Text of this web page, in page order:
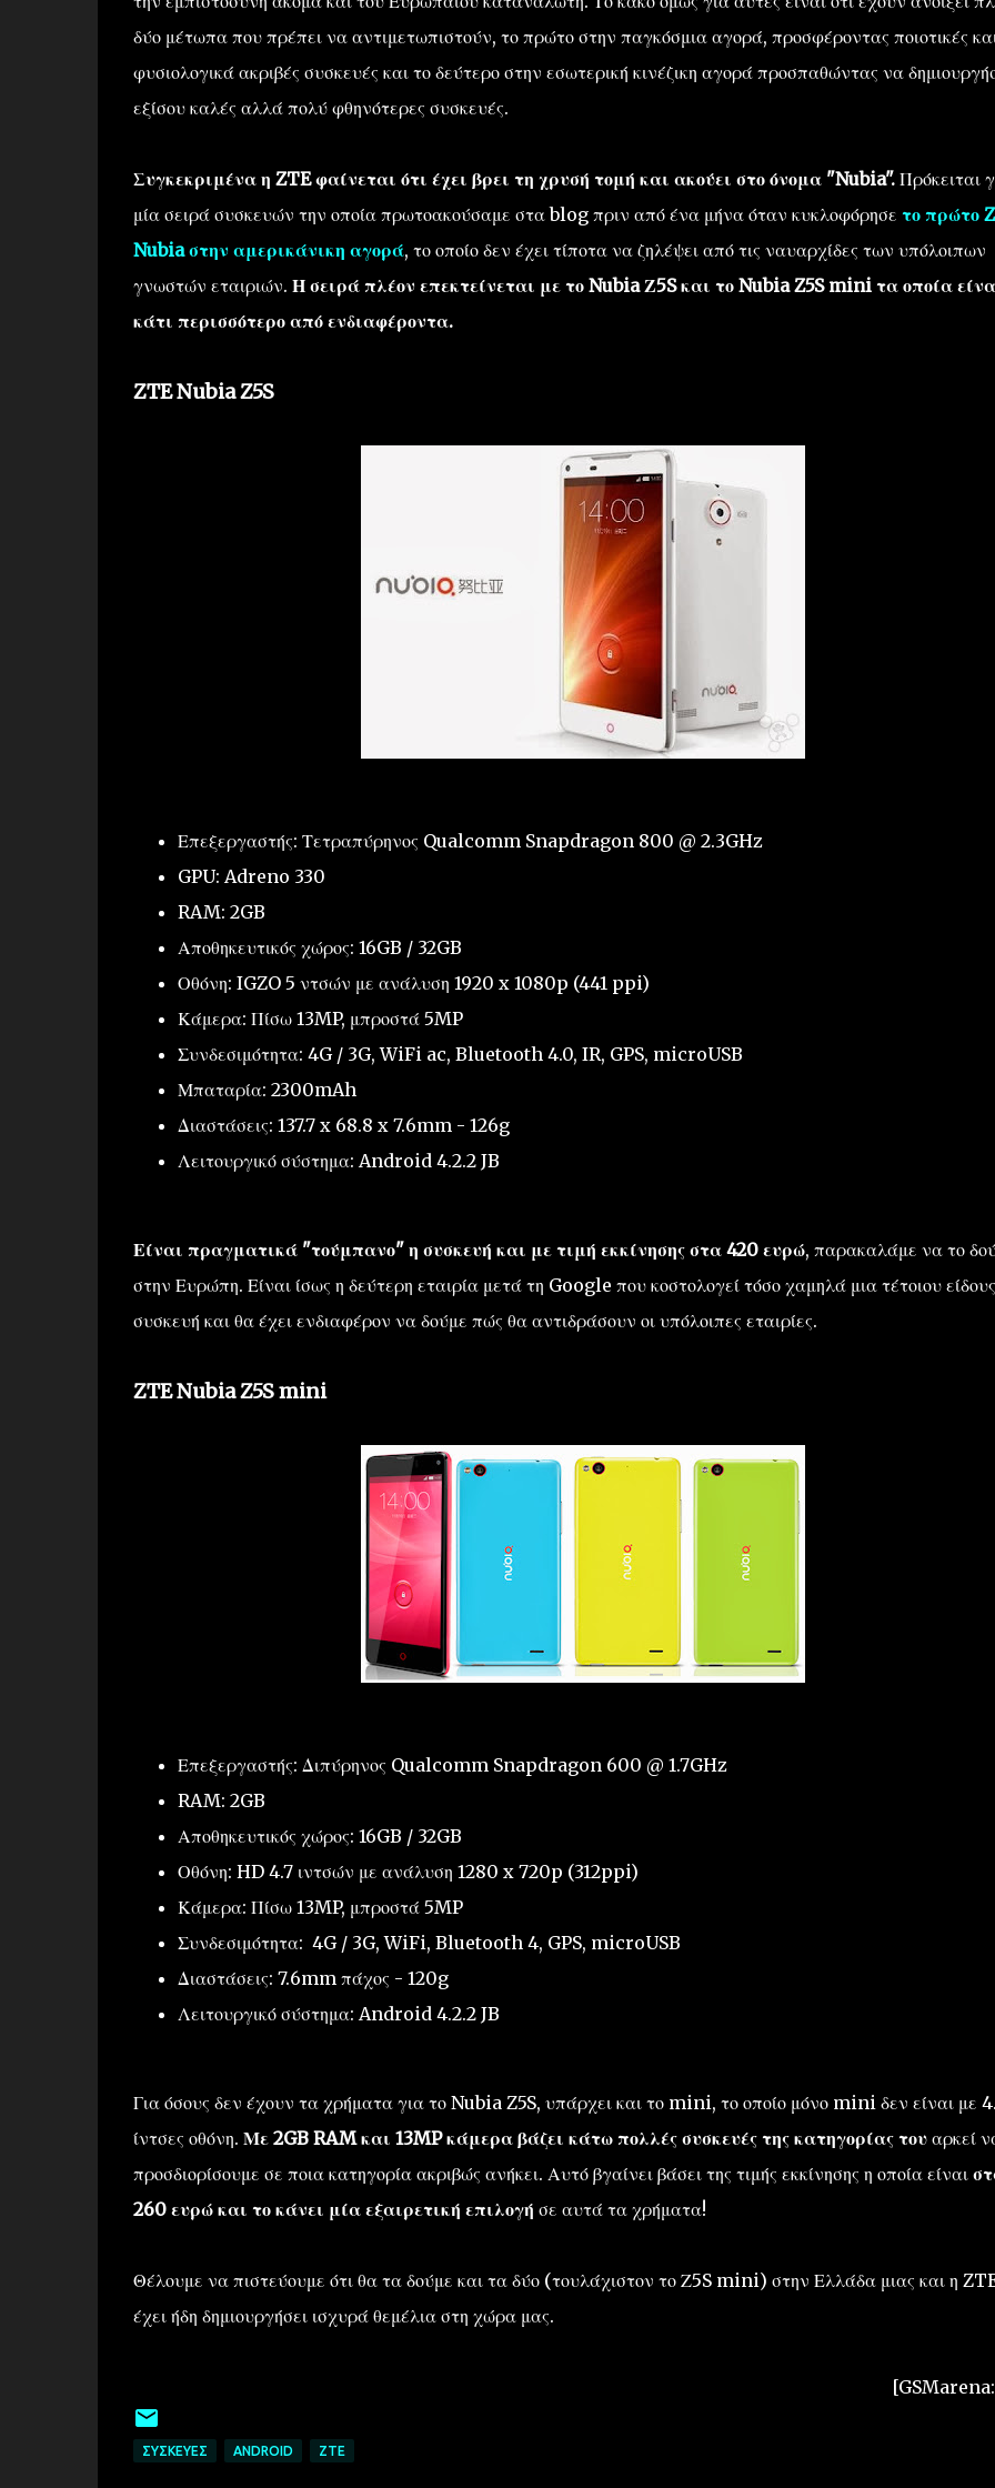
δύο μέτωπα που πρέπει να αντιμετωπιστούν, το πρώτο στην παγκόσμια αγορά, προσφέροντας ποιοτικές
φυσιολογικά ακριβές συσκευές και το δεύτερο στην εσωτερική κινέζικη αγορά προσπαθώντας να
εξίσου καλές αλλά πολύ φθηνότερες συσκευές.
Συγκεκριμένα η ZTE φαίνεται ότι έχει βρει τη χρυσή τομή και ακούει στο όνομα "Nubia".Πρόκειται
μία σειρά συσκευών την οποία πρωτοακούσαμε στα blog πριν από ένα μήνα όταν κυκλοφόρησε το πρώτο
Nubia στην αμερικάνικη αγορά, το οποίο δεν έχει τίποτα να ζηλέψει από τις ναυαρχίδες των υπόλοιπων
γνωστών εταιριών. Η σειρά πλέον επεκτείνεται με το Nubia Ζ5S και το Nubia Z5S mini τα οποία
κάτι περισσότερο από ενδιαφέροντα.
ZTE Nubia Z5S
Επεξεργαστής: Τετραπύρηνος Qualcomm Snapdragon 800 @ 2.3GHz
GPU: Adreno 330
RAM: 2GB
Αποθηκευτικός χώρος: 16GB / 32GB
Οθόνη: IGZO 5 ντσών με ανάλυση 1920 x 1080p (441 ppi)
Κάμερα: Πίσω 13MP, μπροστά 5MP
Συνδεσιμότητα: 4G / 3G, WiFi ac, Bluetooth 4.0, IR, GPS, microUSB
Μπαταρία: 2300mAh
Διαστάσεις: 137.7 x 68.8 x 7.6mm - 126g
Λειτουργικό σύστημα: Android 4.2.2 JB
Είναι πραγματικά "τούμπανο" η συσκευή και με τιμή εκκίνησης στα 420 ευρώ, παρακαλάμε να το
στην Ευρώπη. Είναι ίσως η δεύτερη εταιρία μετά τη Google που κοστολογεί τόσο χαμηλά μια τέτοιου είδους
συσκευή και θα έχει ενδιαφέρον να δούμε πώς θα αντιδράσουν οι υπόλοιπες εταιρίες.
ZTE Nubia Z5S mini
Επεξεργαστής: Διπύρηνος Qualcomm Snapdragon 600 @ 1.7GHz
RAM: 2GB
Αποθηκευτικός χώρος: 16GB / 32GB
Οθόνη: HD 4.7 ιντσών με ανάλυση 1280 x 720p (312ppi)
Κάμερα: Πίσω 13MP, μπροστά 5MP
Συνδεσιμότητα: 4G / 3G, WiFi, Bluetooth 4, GPS, microUSB
Διαστάσεις: 7.6mm πάχος - 120g
Λειτουργικό σύστημα: Android 4.2.2 JB
Για όσους δεν έχουν τα χρήματα για το Nubia Z5S, υπάρχει και το mini, το οποίο μόνο mini δεν είναι με
ίντσες οθόνη. Με 2GB RAM και 13MP κάμερα βάζει κάτω πολλές συσκευές της κατηγορίας τουαρκεί
προσδιορίσουμε σε ποια κατηγορία ακριβώς ανήκει. Αυτό βγαίνει βάσει της τιμής εκκίνησης η οποία είναι
260 ευρώ και το κάνει μία εξαιρετική επιλογή σε αυτά τα χρήματα!
Θέλουμε να πιστεύουμε ότι θα τα δούμε και τα δύο (τουλάχιστον το Ζ5S mini) στην Ελλάδα μιας και η
έχει ήδη δημιουργήσει ισχυρά θεμέλια στη χώρα μας.
[GSMarena:
ΣΥΣΚΕΥΈΣ ANDROID ZTE